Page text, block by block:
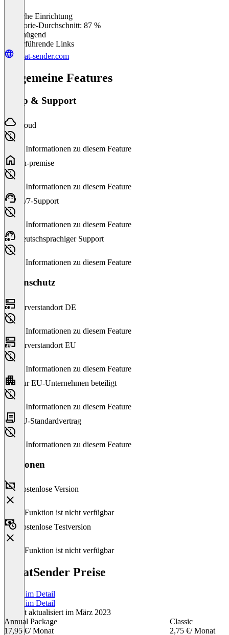
Einfache Einrichtung
Kategorie-Durchschnitt: 87 %
Ungenügend
Weiterführende Links
what-sender.com
Allgemeine Features
Setup & Support
Cloud
Keine Informationen zu diesem Feature
On-premise
Keine Informationen zu diesem Feature
24/7-Support
Keine Informationen zu diesem Feature
Deutschsprachiger Support
Keine Informationen zu diesem Feature
Datenschutz
Serverstandort DE
Keine Informationen zu diesem Feature
Serverstandort EU
Keine Informationen zu diesem Feature
Nur EU-Unternehmen beteiligt
Keine Informationen zu diesem Feature
EU-Standardvertrag
Keine Informationen zu diesem Feature
Versionen
Kostenlose Version
Diese Funktion ist nicht verfügbar
Kostenlose Testversion
Diese Funktion ist nicht verfügbar
WhatSender Preise
Preise im Detail
Preise im Detail
Zuletzt aktualisiert im März 2023
Annual Package
17,95 €/ Monat
Classic
2,75 €/ Monat